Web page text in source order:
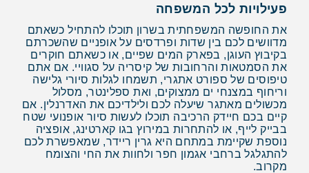
פעילויות לכל המשפחה
את החופשה המשפחתית בשרון תוכלו להתחיל כשאתם
מדוושים לכם בין שדות ופרדסים על אופניים שהשכרתם
בקיבוץ העוגן, בפארק המים שפיים, או כשאתם חוקרים
את הסמטאות והרחובות של קיסריה על סגוויי. אם אתם
טיפוסים של ספורט אתגרי, תשמחו לגלות סיורי גלישה
וריחוף במצנחי ים ממצוקים, ואת ספלינטר, מסלול
מכשולים מאתגר שיעלה לכם ולילדיכם את האדרנלין. אם
קיים בכם חיידק הרכיבה תוכלו לעשות סיור אופנועי שטח
בבייק לייף, או להתחרות במירוץ בגו קארטינג, אופציה
נוספת שקיימת במתחם היא גרין ריידר, שמאפשרת לכם
להתגלגל ברחבי אגמון חפר ולחוות את החי והצומח
מקרוב.